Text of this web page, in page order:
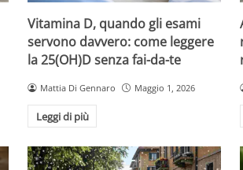
Vitamina D, quando gli esami
servono davvero: come leggere
la 25(OH)D senza fai-da-te
Mattia Di Gennaro Maggio 1, 2026
Leggi di più